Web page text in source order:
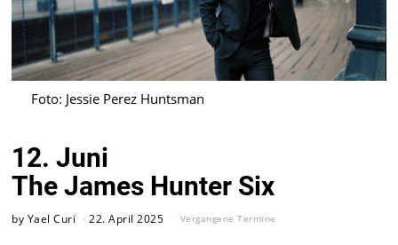
Foto: Jessie Perez Huntsman
12. Juni
The James Hunter Six
by Yael Curi 22. April 2025 Vergangene Termine